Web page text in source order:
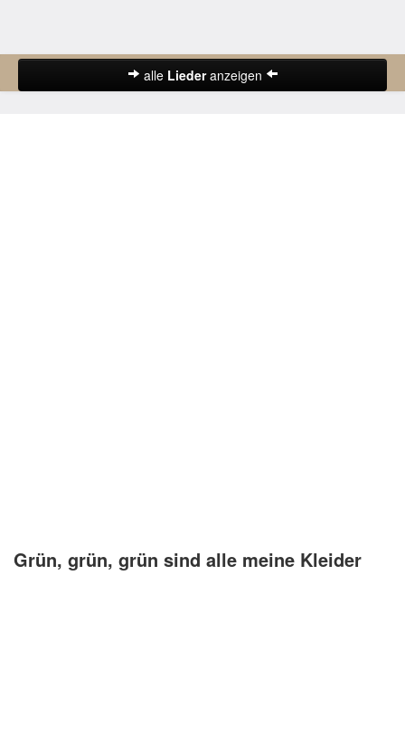
alle Liederanzeigen
Romantische Lieder
Grün, grün, grün sind alle meine Kleider